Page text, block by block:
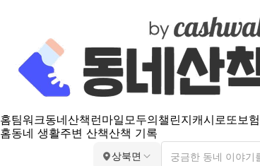
홈팀워크동네산책 런마일모두의챌린지캐시로또보험
홈동네 생활주변 산책산책 기록
상북면